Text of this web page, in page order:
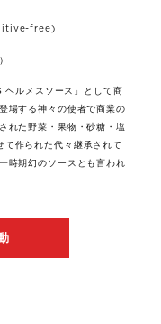
free)
ルメスソース」として商
場する神々の使者で商業の
れた野菜・果物・砂糖・塩
て作られた代々継承されて
時期幻のソースとも言われ